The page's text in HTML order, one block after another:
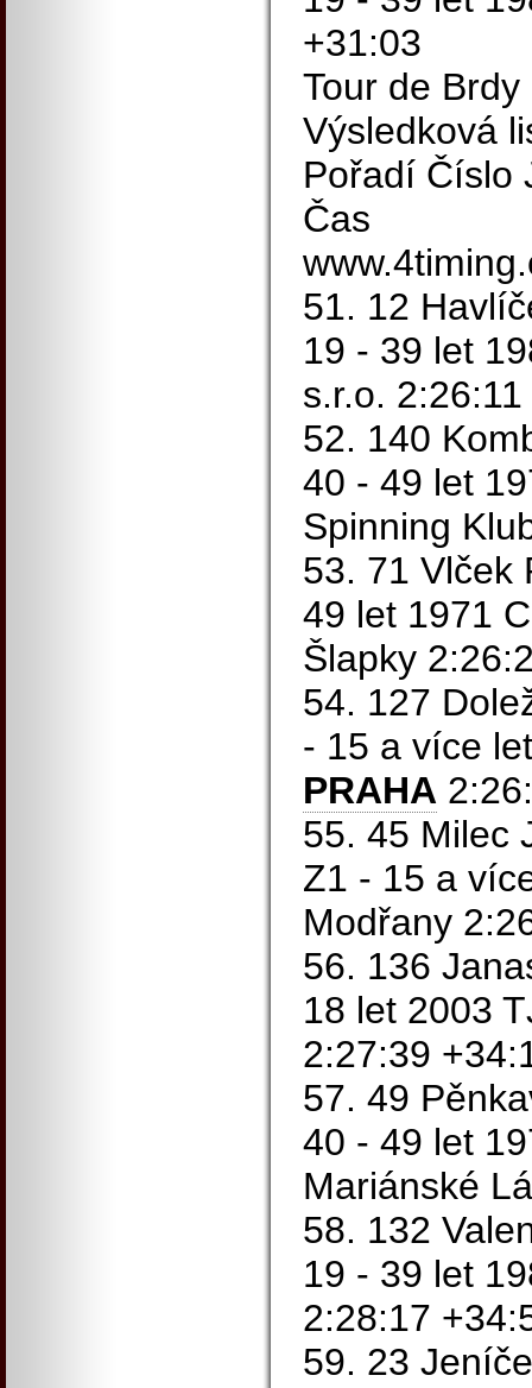
+31:03
Tour de
Výsledková
Pořadí Číslo
Čas
51. 12
19 - 39 let
s.r.o.
52. 140
40 - 49 let
Spinning
53. 71 Vlček
49 let 1971
Šlapky
54. 127
- 15 a více
PRAHA
55. 45 Milec
Z1 - 15 a
Modřany
56. 136
18 let 2003
2:27:39
57. 49
40 - 49 let
Mariánské
58. 132
19 - 39 let
2:28:17
59. 23